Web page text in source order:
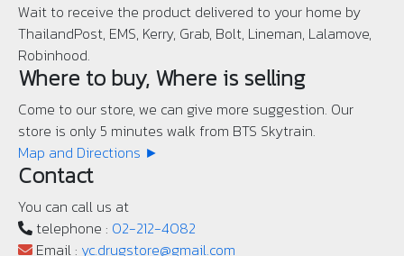
Wait to receive the product delivered to your home by
ThailandPost, EMS, Kerry, Grab, Bolt, Lineman, Lalamove,
Robinhood.
Where to buy, Where is selling
Come to our store, we can give more suggestion. Our
store is only 5 minutes walk from BTS Skytrain.
Map and Directions ►
Contact
You can call us at
telephone : 02-212-4082
Email : yc.drugstore@gmail.com